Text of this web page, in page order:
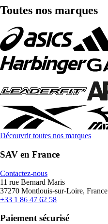
Toutes nos marques
Découvrir toutes nos marques
SAV en France
Contactez-nous
11 rue Bernard Maris
37270 Montlouis-sur-Loire, France
+33 1 86 47 62 58
Paiement sécurisé